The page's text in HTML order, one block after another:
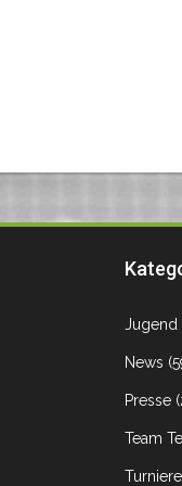
Jugend
News
Presse
Team
Turniere